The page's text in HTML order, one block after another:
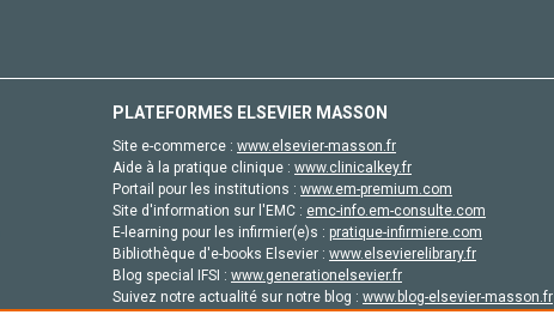
PLATEFORMES ELSEVIER MASSON
Site e-commerce : www.elsevier-masson.fr
Aide à la pratique clinique : www.clinicalkey.fr
Portail pour les institutions : www.em-premium.com
Site d'information sur l'EMC : emc-info.em-consulte.com
E-learning pour les infirmier(e)s : pratique-infirmiere.com
Bibliothèque d'e-books Elsevier : www.elsevierelibrary.fr
Blog special IFSI : www.generationelsevier.fr
Suivez notre actualité sur notre blog : www.blog-elsevier-masson.fr